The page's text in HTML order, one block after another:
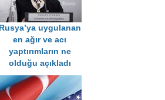
Rusya’ya uygulanan
en ağır ve acı
yaptırımların ne
olduğu açıkladı